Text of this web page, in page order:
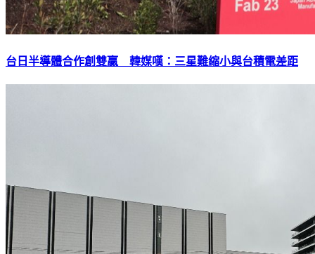
台日半導體合作創雙贏 韓媒嘆：三星難縮小與台積電差距